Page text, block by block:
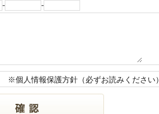
- -
※個人情報保護方針（必ずお読みください）